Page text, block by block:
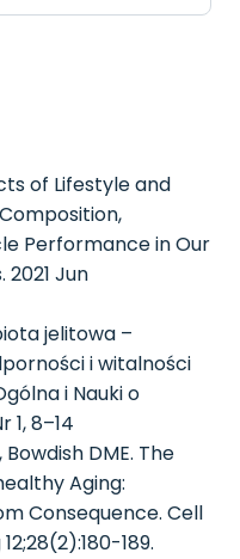
of Lifestyle and
Performance in Our
Jun
jelitowa –
i witalności
i Nauki o
1, 8–14
DME. The
Aging:
Consequence. Cell
189.